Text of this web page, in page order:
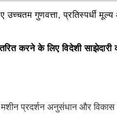
उच्चतम गुणवत्ता, प्रतिस्पर्धी
करने के लिए विदेशी
प्रदर्शन अनुसंधान और विकास